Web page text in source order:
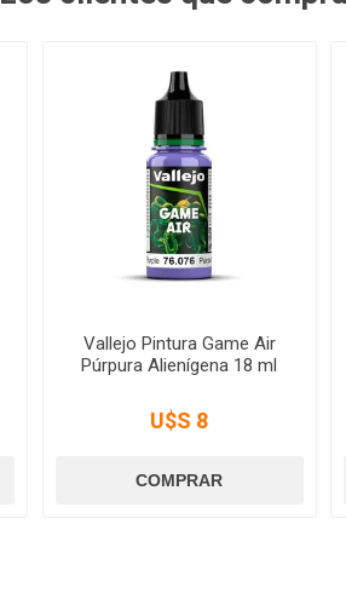
Vallejo Pintura Game Air
Púrpura Alienígena 18 ml
U$S 8